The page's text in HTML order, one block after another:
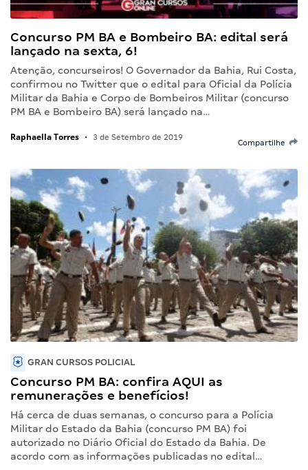
Concurso PM BA e Bombeiro BA: edital será
lançado na sexta, 6!
Atenção, concurseiros! O Governador da Bahia, Rui Costa,
confirmou no Twitter que o edital para Oficial da Polícia
Militar da Bahia e Corpo de Bombeiros Militar (concurso
PM BA e Bombeiro BA) será lançado na…
Raphaella Torres • 3 de Setembro de 2019
Compartilhe
GRAN CURSOS POLICIAL
Concurso PM BA: confira AQUI as
remunerações e benefícios!
Há cerca de duas semanas, o concurso para a Polícia
Militar do Estado da Bahia (concurso PM BA) foi
autorizado no Diário Oficial do Estado da Bahia. De
acordo com as informações publicadas no edital…